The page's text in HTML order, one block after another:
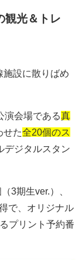
観光＆トレ
施設に散りばめ
演会場である真
せた全20個のス
デジタルスタン
3期生ver.）、
で、オリジナル
プリント予約番